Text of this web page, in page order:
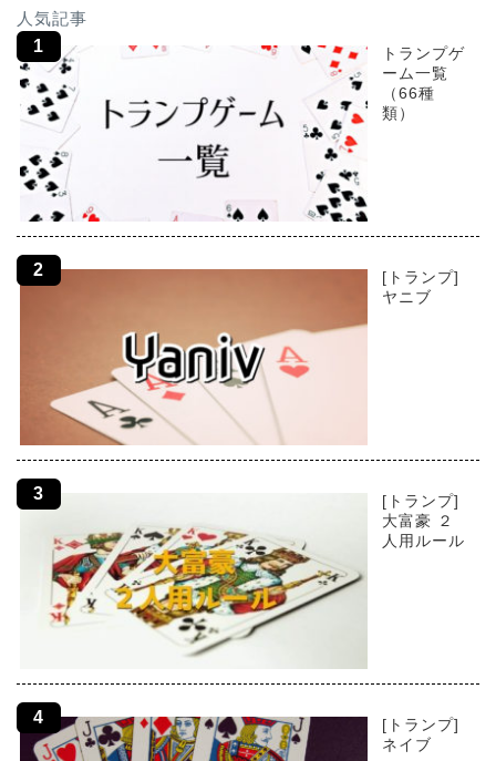
人気記事
トランプゲ
ーム一覧
（66種
類）
[トランプ]
ヤニブ
[トランプ]
大富豪 ２
人用ルール
[トランプ]
ネイブ